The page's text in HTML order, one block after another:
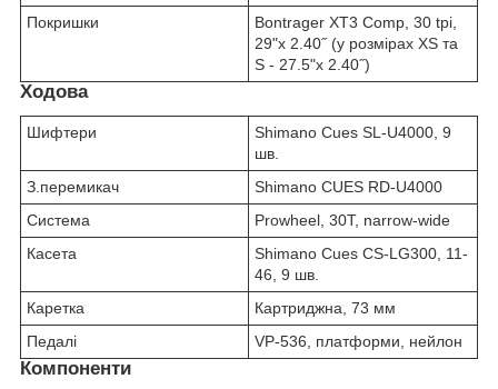
Покришки
Bontrager XT3 Comp, 30 tpi,
29"x 2.40˝ (у розмірах XS та
S - 27.5"x 2.40˝)
Ходова
Шифтери
Shimano Cues SL-U4000, 9
шв.
З.перемикач
Shimano CUES RD-U4000
Система
Prowheel, 30T, narrow-wide
Касета
Shimano Cues CS-LG300, 11-
46, 9 шв.
Каретка
Картриджна, 73 мм
Педалі
VP-536, платформи, нейлон
Компоненти